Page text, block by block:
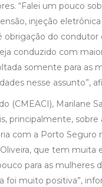
“Falei um pouco
injeção
obrigação do
conduzido com
somente para as
nesse assunto”,
(CMEACI), Marilane
principalmente, sobre
com a Porto Seguro
que tem muita
para as mulheres
foi muito positiva”,